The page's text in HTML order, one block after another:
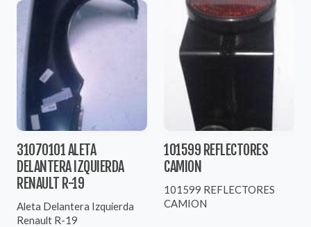
31070101 ALETA
DELANTERA IZQUIERDA
RENAULT R-19
Aleta Delantera Izquierda
Renault R-19
101599 REFLECTORES
CAMION
101599 REFLECTORES
CAMION